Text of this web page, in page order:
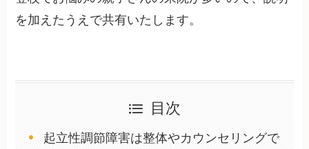
を加えたうえで共有いたします。
目次
起立性調節障害は整体やカウンセリングで